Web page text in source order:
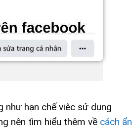
như hạn chế việc sử dụng
nên tìm hiểu thêm về cách ẩn